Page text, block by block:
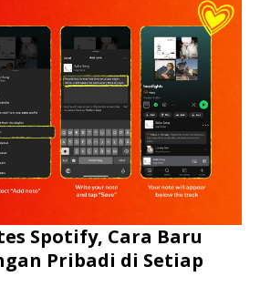
Spotify, Cara Baru
Pribadi di Setiap